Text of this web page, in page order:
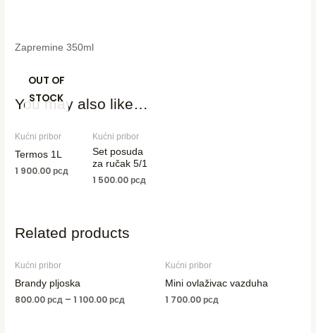
Zapremine 350ml
You may also like…
OUT OF
STOCK
Kućni pribor
Termos 1L
1 900.00рсд
Kućni pribor
Set posuda
za ručak 5/1
1 500.00рсд
Related products
Kućni pribor
Brandy pljoska
800.00рсд –1 100.00рсд
Kućni pribor
Mini ovlaživac vazduha
1 700.00рсд